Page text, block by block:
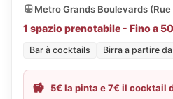
Metro Grands Boulevards
1 spazio prenotabile - Fino a
Bar à cocktails Birra a partire
5€ la pinta e 7€ il cocktail